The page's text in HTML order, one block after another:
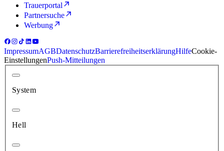
Trauerportal
Partnersuche
Werbung
ImpressumAGBDatenschutzBarrierefreiheitserklärungHilfeCookie-
EinstellungenPush-Mitteilungen
System
Hell